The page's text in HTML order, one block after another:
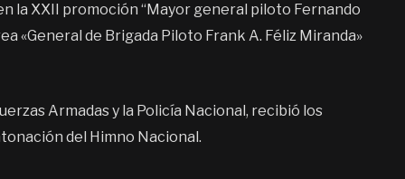
la XXII promoción “Mayor general piloto Fernando
«General de Brigada Piloto Frank A. Féliz Miranda»
Armadas y la Policía Nacional, recibió los
del Himno Nacional.